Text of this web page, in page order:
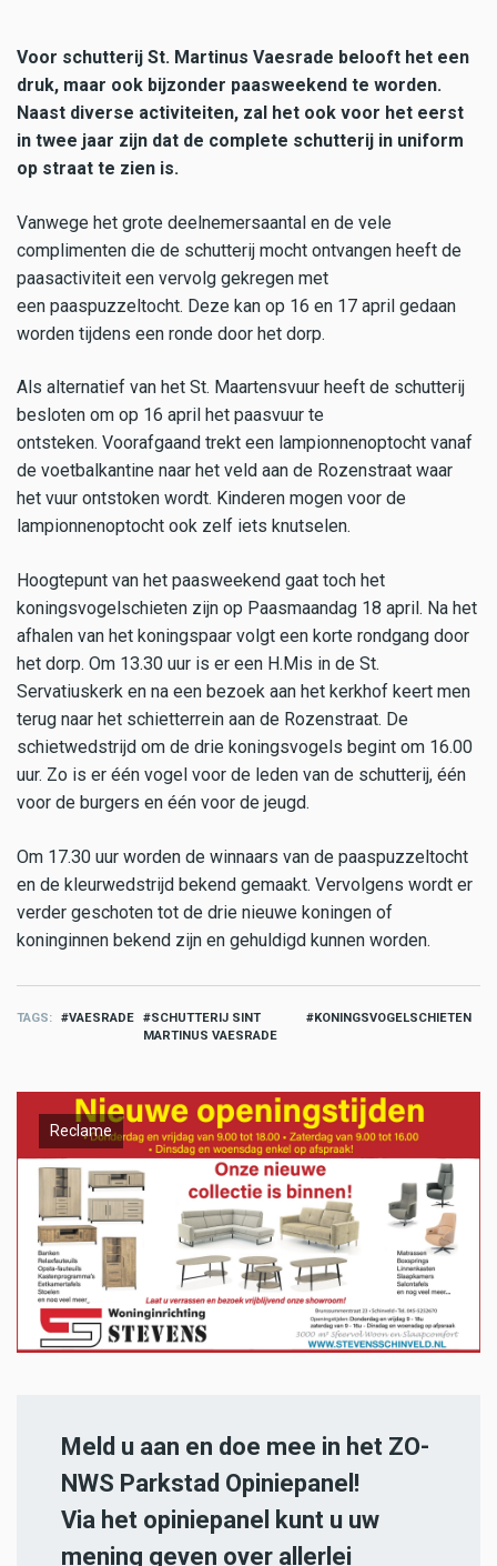
Voor schutterij St. Martinus Vaesrade belooft het een
druk, maar ook bijzonder paasweekend te worden.
Naast diverse activiteiten, zal het ook voor het eerst
in twee jaar zijn dat de complete schutterij in uniform
op straat te zien is.
Vanwege het grote deelnemersaantal en de vele
complimenten die de schutterij mocht ontvangen heeft de
paasactiviteit een vervolg gekregen met
een paaspuzzeltocht. Deze kan op 16 en 17 april gedaan
worden tijdens een ronde door het dorp.
Als alternatief van het St. Maartensvuur heeft de schutterij
besloten om op 16 april het paasvuur te
ontsteken. Voorafgaand trekt een lampionnenoptocht vanaf
de voetbalkantine naar het veld aan de Rozenstraat waar
het vuur ontstoken wordt. Kinderen mogen voor de
lampionnenoptocht ook zelf iets knutselen.
Hoogtepunt van het paasweekend gaat toch het
koningsvogelschieten zijn op Paasmaandag 18 april. Na het
afhalen van het koningspaar volgt een korte rondgang door
het dorp. Om 13.30 uur is er een H.Mis in de St.
Servatiuskerk en na een bezoek aan het kerkhof keert men
terug naar het schietterrein aan de Rozenstraat. De
schietwedstrijd om de drie koningsvogels begint om 16.00
uur. Zo is er één vogel voor de leden van de schutterij, één
voor de burgers en één voor de jeugd.
Om 17.30 uur worden de winnaars van de paaspuzzeltocht
en de kleurwedstrijd bekend gemaakt. Vervolgens wordt er
verder geschoten tot de drie nieuwe koningen of
koninginnen bekend zijn en gehuldigd kunnen worden.
TAGS VAESRADE
SCHUTTERIJ SINT
MARTINUS VAESRADE
KONINGSVOGELSCHIETEN
Reclame
Meld u aan en doe mee in het ZO-
NWS Parkstad Opiniepanel!
Via het opiniepanel kunt u uw
mening geven over allerlei